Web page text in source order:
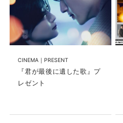
CINEMA PRESENT
『君が最後に遺した歌』プ
レゼント